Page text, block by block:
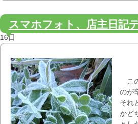
スマホフォト、店主日記
16日
こ
のが
それ
かど